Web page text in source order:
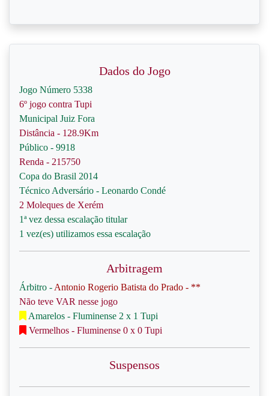
Dados do Jogo
Jogo Número 5338
6º jogo contra Tupi
Municipal Juiz Fora
Distância - 128.9Km
Público - 9918
Renda - 215750
Copa do Brasil 2014
Técnico Adversário - Leonardo Condé
2 Moleques de Xerém
1ª vez dessa escalação titular
1 vez(es) utilizamos essa escalação
Arbitragem
Árbitro - Antonio Rogerio Batista do Prado - **
Não teve VAR nesse jogo
Amarelos - Fluminense 2 x 1 Tupi
Vermelhos - Fluminense 0 x 0 Tupi
Suspensos